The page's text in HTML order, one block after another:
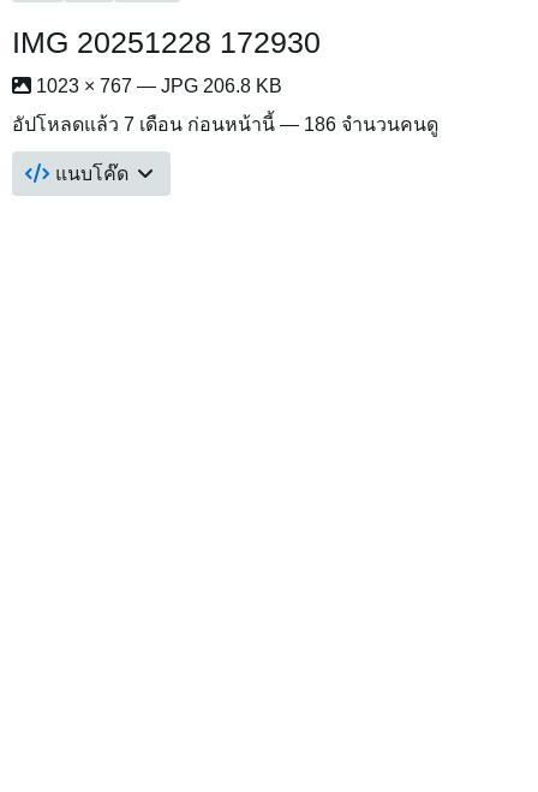
IMG 20251228 172930
1023 × 767 — JPG 206.8 KB
อัปโหลดแล้ว 7 เดือน ก่อนหน้านี้ — 186 จำนวนคนดู
แนบโค๊ด